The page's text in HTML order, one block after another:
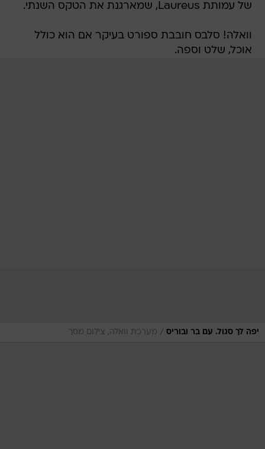
של עמותת Laureus, שמארגנת את הטקס השנתי.
וואלה! סלבס חובבת ספורט בעיקר אם הוא כולל
אוכל, שלט וספה.
יפה לך סגול. עם בר ובוריס / מערכת וואלה, צילום מסך